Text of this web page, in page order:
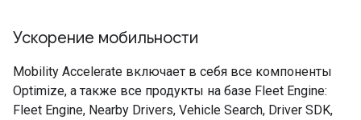
Ускорение мобильности
Mobility Accelerate включает в себя все компоненты
Optimize, а также все продукты на базе Fleet Engine:
Fleet Engine, Nearby Drivers, Vehicle Search, Driver SDK,